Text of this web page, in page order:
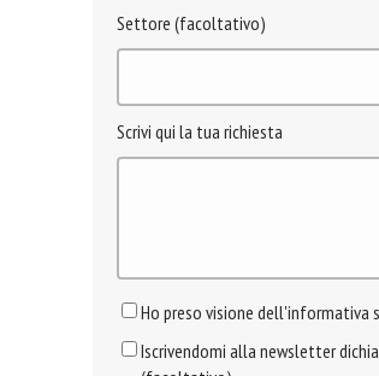
Settore (facoltativo)
Scrivi qui la tua richiesta
Ho preso visione dell'informativa
Iscrivendomi alla newsletter